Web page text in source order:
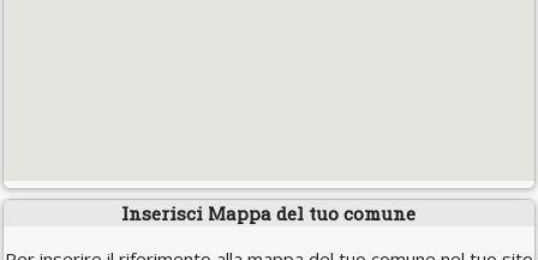
Inserisci Mappa del tuo comune